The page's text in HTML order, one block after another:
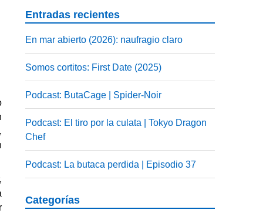
Entradas recientes
En mar abierto (2026): naufragio claro
Somos cortitos: First Date (2025)
Podcast: ButaCage | Spider-Noir
Podcast: El tiro por la culata | Tokyo Dragon
Chef
Podcast: La butaca perdida | Episodio 37
Categorías